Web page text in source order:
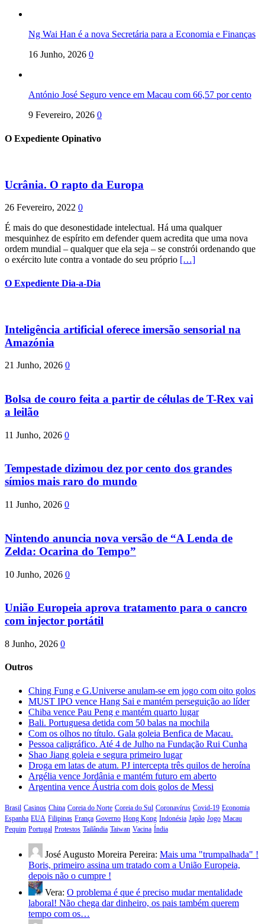
Ng Wai Han é a nova Secretária para a Economia e Finanças
16 Junho, 2026 0
António José Seguro vence em Macau com 66,57 por cento
9 Fevereiro, 2026 0
O Expediente Opinativo
Ucrânia. O rapto da Europa
26 Fevereiro, 2022 0
É mais do que desonestidade intelectual. Há uma qualquer
mesquinhez de espírito em defender quem acredita que uma nova
ordem mundial – qualquer que ela seja – se constrói ordenando que
o exército lute contra a vontade do seu próprio […]
O Expediente Dia-a-Dia
Inteligência artificial oferece imersão sensorial na
Amazónia
21 Junho, 2026 0
Bolsa de couro feita a partir de células de T-Rex vai
a leilão
11 Junho, 2026 0
Tempestade dizimou dez por cento dos grandes
símios mais raro do mundo
11 Junho, 2026 0
Nintendo anuncia nova versão de “A Lenda de
Zelda: Ocarina do Tempo”
10 Junho, 2026 0
União Europeia aprova tratamento para o cancro
com injector portátil
8 Junho, 2026 0
Outros
Ching Fung e G.Universe anulam-se em jogo com oito golos
MUST IPO vence Hang Sai e mantém perseguição ao líder
Chiba vence Pau Peng e mantém quarto lugar
Bali. Portuguesa detida com 50 balas na mochila
Com os olhos no título. Gala goleia Benfica de Macau.
Pessoa caligráfico. Até 4 de Julho na Fundação Rui Cunha
Shao Jiang goleia e segura primeiro lugar
Droga em latas de atum. PJ intercepta três quilos de heroína
Argélia vence Jordânia e mantém futuro em aberto
Argentina vence Áustria com dois golos de Messi
Brasil Casinos China Coreia do Norte Coreia do Sul Coronavírus Covid-19 Economia
Espanha EUA Filipinas França Governo Hong Kong Indonésia Japão Jogo Macau
Pequim Portugal Protestos Tailândia Taiwan Vacina Índia
José Augusto Moreira Pereira: Mais uma "trumpalhada" !
Boris, primeiro assina um tratado com a União Europeia,
depois não o cumpre !
Vera: O problema é que é preciso mudar mentalidade
laboral! Não chega dar dinheiro, os pais também querem
tempo com os…